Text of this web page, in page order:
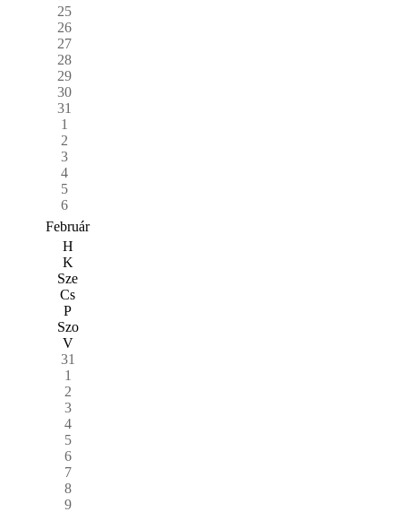
25
26
27
28
29
30
31
1
2
3
4
5
6
Február
H
K
Sze
Cs
P
Szo
V
31
1
2
3
4
5
6
7
8
9